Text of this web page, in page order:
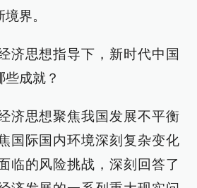
界。
济思想指导下，新时代中国
成就？
济思想聚焦我国发展不平衡
国际国内环境深刻复杂变化
临的风险挑战，深刻回答了